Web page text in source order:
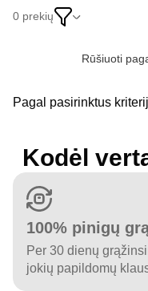
0 prekių
Rūšiuoti
Pagal pasirinktus
Kodėl
100% pinigų
Per 30 dienų
jokių papildomų